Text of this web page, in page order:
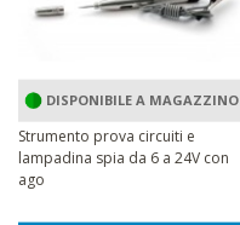
DISPONIBILE A MAGAZZINO
Strumento prova circuiti e
lampadina spia da 6 a 24V con
ago